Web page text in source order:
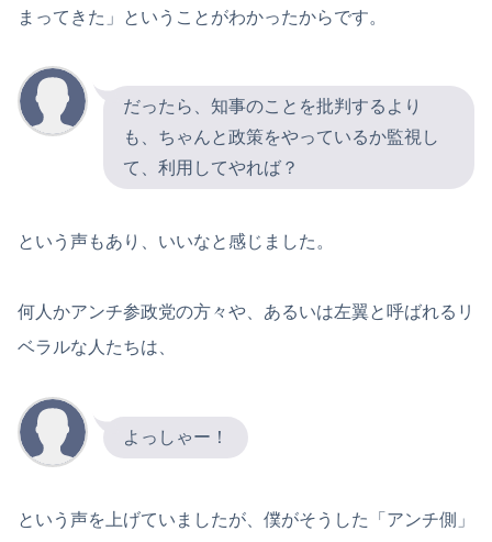
まってきた」ということがわかったからです。
だったら、知事のことを批判するより
も、ちゃんと政策をやっているか監視し
て、利用してやれば？
という声もあり、いいなと感じました。
何人かアンチ参政党の方々や、あるいは左翼と呼ばれるリ
ベラルな人たちは、
よっしゃー！
という声を上げていましたが、僕がそうした「アンチ側」